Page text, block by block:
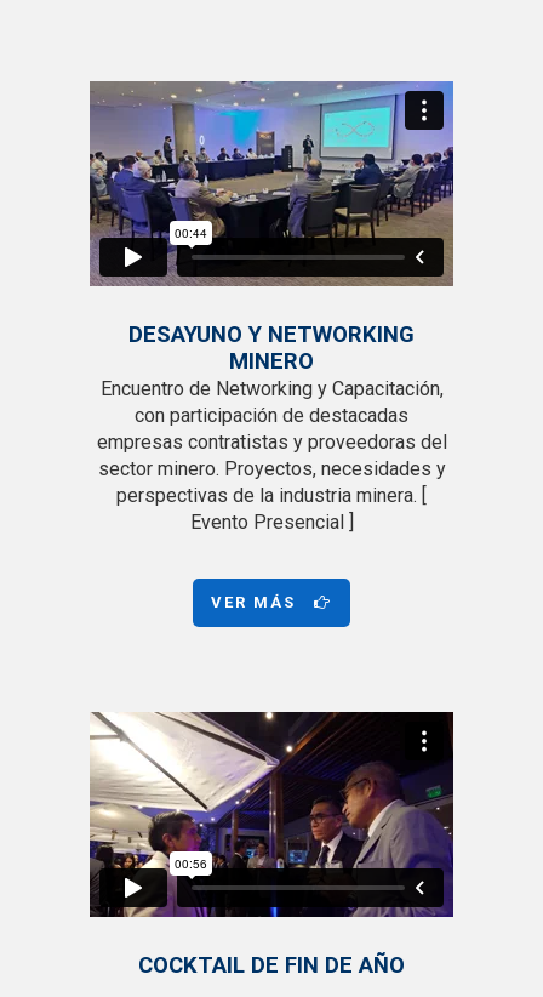
DESAYUNO Y NETWORKING
MINERO
Encuentro de Networking y Capacitación,
con participación de destacadas
empresas contratistas y proveedoras del
sector minero. Proyectos, necesidades y
perspectivas de la industria minera. [
Evento Presencial ]
VER MÁS
COCKTAIL DE FIN DE AÑO